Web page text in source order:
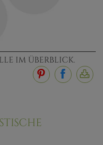
IM ÜBERBLICK.